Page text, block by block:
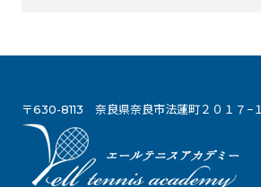
〒630-8113 奈良県奈良市法蓮町２０１７−１